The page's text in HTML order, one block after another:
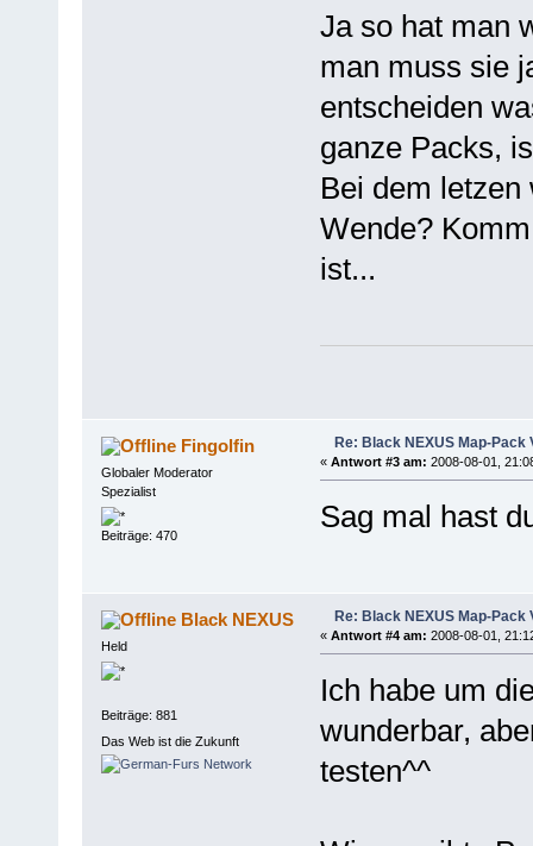
Ja so hat man
man muss sie
entscheiden
ganze Packs,
Bei dem
Wende?
ist...
Fingolfin
Globaler Moderator
Spezialist
Beiträge: 470
Re: Black NEXUS Map-Pack
« Antwort #3 am: 2008-08-01,
Sag mal hast
Black NEXUS
Held
Beiträge: 881
Das Web ist die Zukunft
Re: Black NEXUS Map-Pack
« Antwort #4 am: 2008-08-01,
Ich habe um
wunderbar,
testen^^